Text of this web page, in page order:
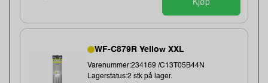
Kjøp
WF-C879R Yellow XXL
Varenummer:234169 /C13T05B44N
Lagerstatus:2 stk på lager.